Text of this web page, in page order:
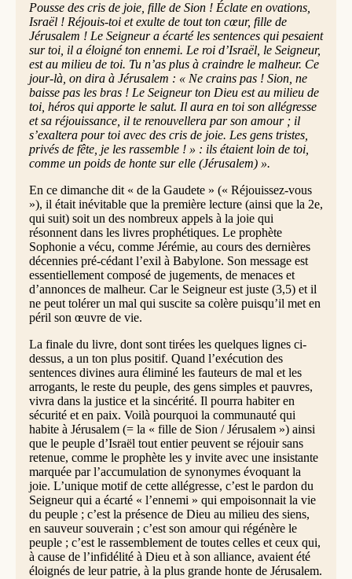
Pousse des cris de joie, fille de Sion ! Éclate en ovations,
Israël ! Réjouis-toi et exulte de tout ton cœur, fille de
Jérusalem ! Le Seigneur a écarté les sentences qui pesaient
sur toi, il a éloigné ton ennemi. Le roi d’Israël, le Seigneur,
est au milieu de toi. Tu n’as plus à craindre le malheur. Ce
jour-là, on dira à Jérusalem : « Ne crains pas ! Sion, ne
baisse pas les bras ! Le Seigneur ton Dieu est au milieu de
toi, héros qui apporte le salut. Il aura en toi son allégresse
et sa réjouissance, il te renouvellera par son amour ; il
s’exaltera pour toi avec des cris de joie. Les gens tristes,
privés de fête, je les rassemble ! » : ils étaient loin de toi,
comme un poids de honte sur elle (Jérusalem) ».
En ce dimanche dit « de la Gaudete » (« Réjouissez-vous
»), il était inévitable que la première lecture (ainsi que la 2e,
qui suit) soit un des nombreux appels à la joie qui
résonnent dans les livres prophétiques. Le prophète
Sophonie a vécu, comme Jérémie, au cours des dernières
décennies pré-cédant l’exil à Babylone. Son message est
essentiellement composé de jugements, de menaces et
d’annonces de malheur. Car le Seigneur est juste (3,5) et il
ne peut tolérer un mal qui suscite sa colère puisqu’il met en
péril son œuvre de vie.
La finale du livre, dont sont tirées les quelques lignes ci-
dessus, a un ton plus positif. Quand l’exécution des
sentences divines aura éliminé les fauteurs de mal et les
arrogants, le reste du peuple, des gens simples et pauvres,
vivra dans la justice et la sincérité. Il pourra habiter en
sécurité et en paix. Voilà pourquoi la communauté qui
habite à Jérusalem (= la « fille de Sion / Jérusalem ») ainsi
que le peuple d’Israël tout entier peuvent se réjouir sans
retenue, comme le prophète les y invite avec une insistante
marquée par l’accumulation de synonymes évoquant la
joie. L’unique motif de cette allégresse, c’est le pardon du
Seigneur qui a écarté « l’ennemi » qui empoisonnait la vie
du peuple ; c’est la présence de Dieu au milieu des siens,
en sauveur souverain ; c’est son amour qui régénère le
peuple ; c’est le rassemblement de toutes celles et ceux qui,
à cause de l’infidélité à Dieu et à son alliance, avaient été
éloignés de leur patrie, à la plus grande honte de Jérusalem.